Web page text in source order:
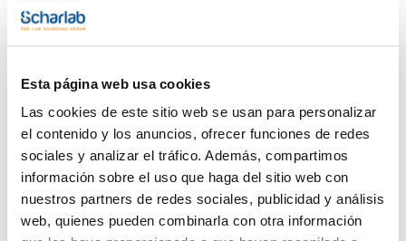
Esta página web usa cookies
Las cookies de este sitio web se usan para personalizar
el contenido y los anuncios, ofrecer funciones de redes
sociales y analizar el tráfico. Además, compartimos
información sobre el uso que haga del sitio web con
nuestros partners de redes sociales, publicidad y análisis
web, quienes pueden combinarla con otra información
Características
Capacidad (ml) : 5
Las buretas Scharlau con depósito incorporado facilitan la
titulación continua sin recargas frecuentes, optimizando la
eficiencia en el laboratorio. Fabricadas en vidrio borosilicato
de clase AS, cada una incluye su certificado de calibración
(Ex), número de lote, marcado indeleble y una franja
Schellbach para una lectura precisa.
Disponibles con tres modelos de llave:
- Llave cónica de PTFE
- Llave de vidrio
- Llave de punzón PTFE
Ver más
Documentación técnica
TDS / Ficha técnica
Regístrate para
COA
Regístrate para